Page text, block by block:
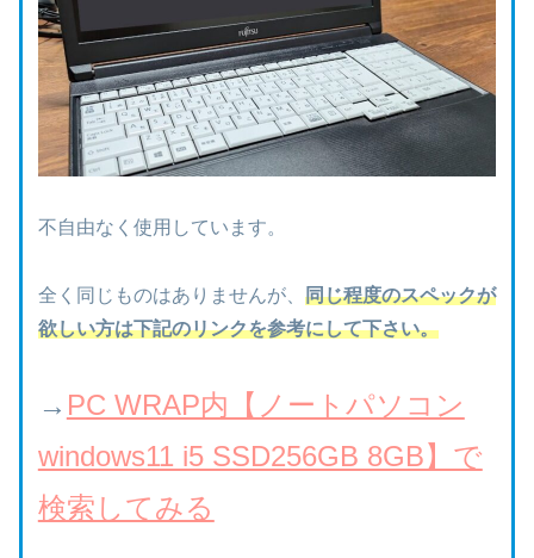
不自由なく使用しています。
全く同じものはありませんが、 同じ程度のスペックが
欲しい方は下記のリンクを参考にして下さい。
→ PC WRAP内【ノートパソコン
windows11 i5 SSD256GB 8GB】で
検索してみる